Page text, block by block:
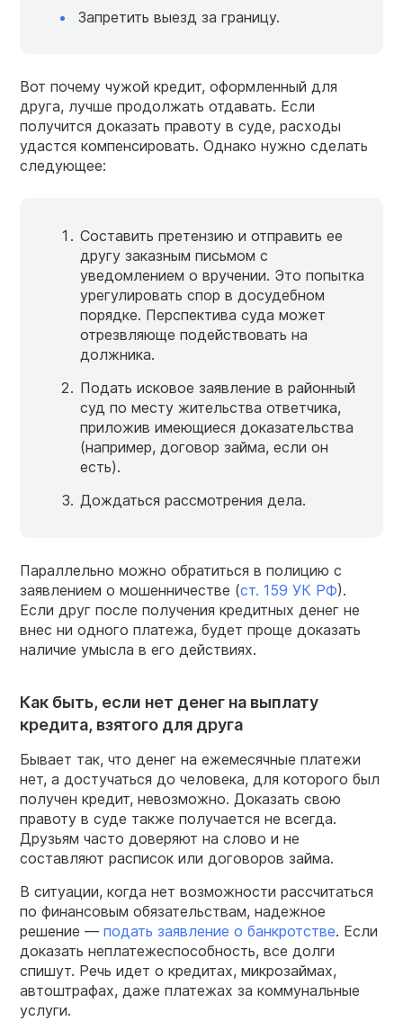
Запретить выезд за границу.
Вот почему чужой кредит, оформленный для
друга, лучше продолжать отдавать. Если
получится доказать правоту в суде, расходы
удастся компенсировать. Однако нужно сделать
следующее:
Составить претензию и отправить ее
другу заказным письмом с
уведомлением о вручении. Это попытка
урегулировать спор в досудебном
порядке. Перспектива суда может
отрезвляюще подействовать на
должника.
Подать исковое заявление в районный
суд по месту жительства ответчика,
приложив имеющиеся доказательства
(например, договор займа, если он
есть).
Дождаться рассмотрения дела.
Параллельно можно обратиться в полицию с
заявлением о мошенничестве (ст. 159 УК РФ).
Если друг после получения кредитных денег не
внес ни одного платежа, будет проще доказать
наличие умысла в его действиях.
Как быть, если нет денег на выплату
кредита, взятого для друга
Бывает так, что денег на ежемесячные платежи
нет, а достучаться до человека, для которого был
получен кредит, невозможно. Доказать свою
правоту в суде также получается не всегда.
Друзьям часто доверяют на слово и не
составляют расписок или договоров займа.
В ситуации, когда нет возможности рассчитаться
по финансовым обязательствам, надежное
решение — подать заявление о банкротстве. Если
доказать неплатежеспособность, все долги
спишут. Речь идет о кредитах, микрозаймах,
автоштрафах, даже платежах за коммунальные
услуги.